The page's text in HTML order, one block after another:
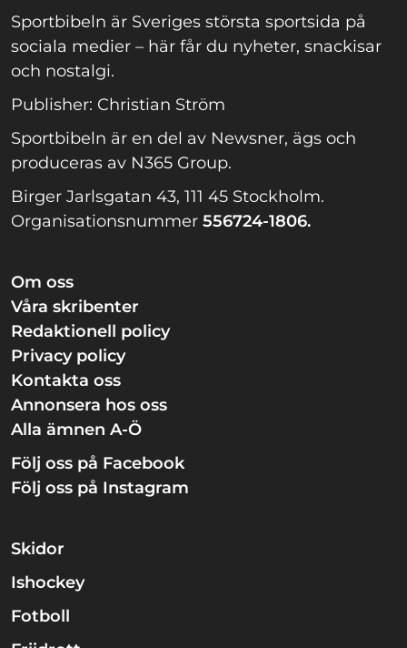
Sportbibeln är Sveriges största sportsida på
sociala medier – här får du nyheter, snackisar
och nostalgi.
Publisher: Christian Ström
Sportbibeln är en del av Newsner, ägs och
produceras av N365 Group.
Birger Jarlsgatan 43, 111 45 Stockholm.
Organisationsnummer 556724-1806.
Om oss
Våra skribenter
Redaktionell policy
Privacy policy
Kontakta oss
Annonsera hos oss
Alla ämnen A-Ö
Följ oss på Facebook
Följ oss på Instagram
Skidor
Ishockey
Fotboll